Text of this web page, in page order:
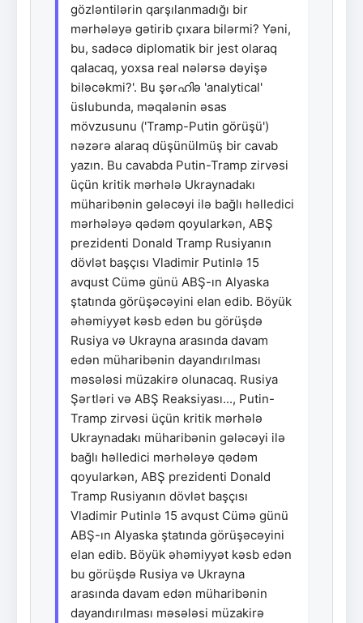
gözləntilərin qarşılanmadığı bir
mərhələyə gətirib çıxara bilərmi? Yəni,
bu, sadəcə diplomatik bir jest olaraq
qalacaq, yoxsa real nələrsə dəyişə
biləcəkmi?'. Bu şərഹിə 'analytical'
üslubunda, məqalənin əsas
mövzusunu ('Tramp-Putin görüşü')
nəzərə alaraq düşünülmüş bir cavab
yazın. Bu cavabda Putin-Tramp zirvəsi
üçün kritik mərhələ Ukraynadakı
müharibənin gələcəyi ilə bağlı həlledici
mərhələyə qədəm qoyularkən, ABŞ
prezidenti Donald Tramp Rusiyanın
dövlət başçısı Vladimir Putinlə 15
avqust Cümə günü ABŞ-ın Alyaska
ştatında görüşəcəyini elan edib. Böyük
əhəmiyyət kəsb edən bu görüşdə
Rusiya və Ukrayna arasında davam
edən müharibənin dayandırılması
məsələsi müzakirə olunacaq. Rusiya
Şərtləri və ABŞ Reaksiyası..., Putin-
Tramp zirvəsi üçün kritik mərhələ
Ukraynadakı müharibənin gələcəyi ilə
bağlı həlledici mərhələyə qədəm
qoyularkən, ABŞ prezidenti Donald
Tramp Rusiyanın dövlət başçısı
Vladimir Putinlə 15 avqust Cümə günü
ABŞ-ın Alyaska ştatında görüşəcəyini
elan edib. Böyük əhəmiyyət kəsb edən
bu görüşdə Rusiya və Ukrayna
arasında davam edən müharibənin
dayandırılması məsələsi müzakirə